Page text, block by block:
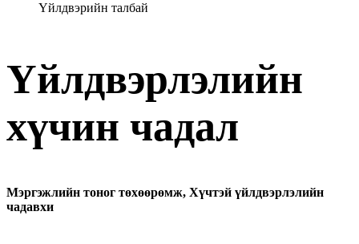
Үйлдвэрийн талбай
Үйлдвэрлэлийн
хүчин чадал
Мэргэжлийн тоног төхөөрөмж, Хүчтэй үйлдвэрлэлийн
чадавхи